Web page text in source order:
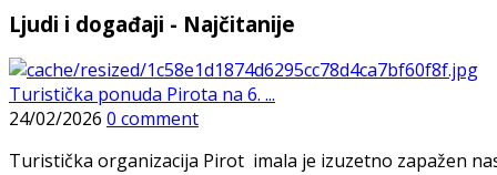
Ljudi i događaji - Najčitanije
Turistička ponuda Pirota na 6. ...
24/02/2026 0 comment
Turistička organizacija Pirot imala je izuzetno zapažen